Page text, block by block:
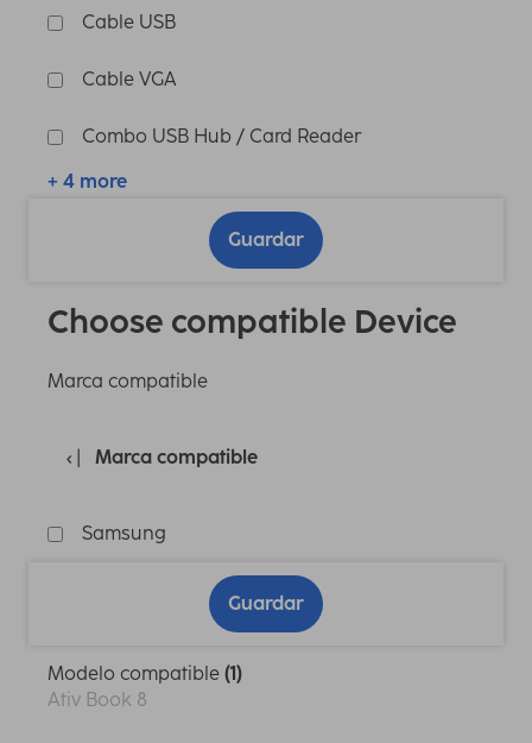
Cable USB
Cable VGA
Combo USB Hub / Card Reader
+ 4 more
Guardar
Choose compatible Device
Marca compatible
Marca compatible
Samsung
Guardar
Modelo compatible (1)
Ativ Book 8